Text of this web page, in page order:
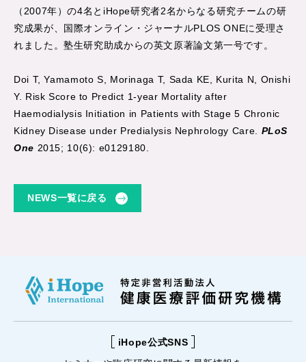
（2007年）の4名とiHope研究者2名からなる研究チームの研
究成果が、国際オンライン・ジャーナルPLOS ONEに受理さ
れました。塾生研究助成からの英文原著論文第一号です。
Doi T, Yamamoto S, Morinaga T, Sada KE, Kurita N, Onishi
Y. Risk Score to Predict 1-year Mortality after
Haemodialysis Initiation in Patients with Stage 5 Chronic
Kidney Disease under Predialysis Nephrology Care. PLoS
One 2015; 10(6): e0129180.
NEWS一覧に戻る
iHope公式SNS